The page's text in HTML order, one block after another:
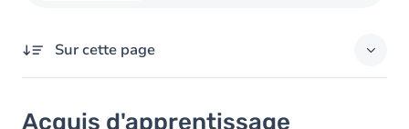
Sur cette page
Acquis d'apprentissage